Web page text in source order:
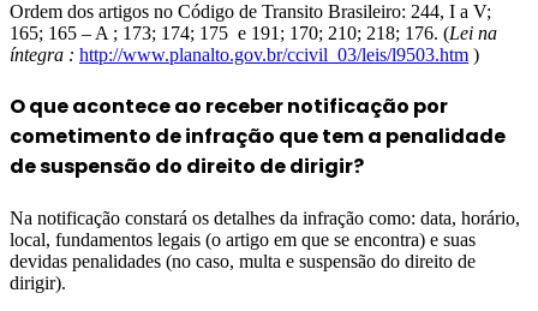
Ordem dos artigos no Código de Transito Brasileiro: 244, I a V;
165; 165 – A ; 173; 174; 175 e 191; 170; 210; 218; 176. (Lei na
íntegra : http://www.planalto.gov.br/ccivil_03/leis/l9503.htm )
O que acontece ao receber notificação por
cometimento de infração que tem a penalidade
de suspensão do direito de dirigir?
Na notificação constará os detalhes da infração como: data, horário,
local, fundamentos legais (o artigo em que se encontra) e suas
devidas penalidades (no caso, multa e suspensão do direito de
dirigir).